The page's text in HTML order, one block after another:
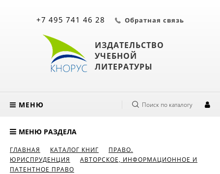
ИЗДАТЕЛЬСТВО
УЧЕБНОЙ
ЛИТЕРАТУРЫ
+7 495 741 46 28 Обратная связь
МЕНЮ Поиск по каталогу
МЕНЮ РАЗДЕЛА
ГЛАВНАЯ КАТАЛОГ КНИГ
ПРАВО.
ЮРИСПРУДЕНЦИЯ
АВТОРСКОЕ, ИНФОРМАЦИОННОЕ И
ПАТЕНТНОЕ ПРАВО